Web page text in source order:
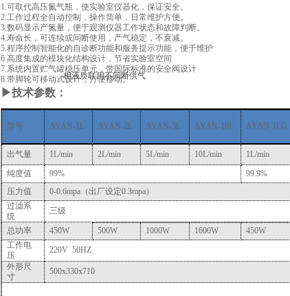
1.可取代高压氮气瓶，使实验室仪器化，保证安全。
2.工作过程全自动控制，操作简单，日常维护方便。
3.数码显示产氮量，便于观测仪器工作状态和故障判断。
4.寿命长，可连续或间断使用，产气稳定，不衰减。
5.程序控制智能化的自诊断功能和服务提示功能，便于维护
6.高度集成的模块化结构设计，节省实验室空间
7.系统内置贮气罐稳压单元，带国际标准的安全阀设计
8.带脚轮可移动式设计，方便移动。
▶技术参数：
型号 AYAN-1L AYAN-2L AYAN-5L AYAN-10L AYAN-1LG
出气量 1L/min 2L/min 5L/min 10L/min 1L/min
纯度值
99%
99.9%
压力值
0-0.6mpa （出厂设定0.3mpa）
过滤系
统
三级
总功率 450W 500W 1000W 1600W 450W
工作电
压
220V 50HZ
外形尺
寸
500x330x710